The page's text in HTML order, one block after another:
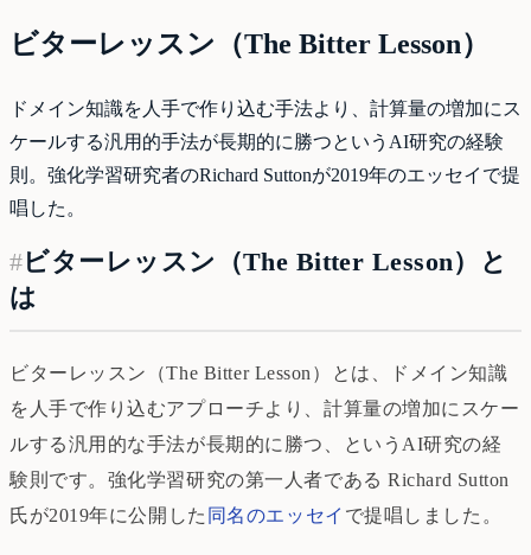
ビターレッスン（The Bitter Lesson）
ドメイン知識を人手で作り込む手法より、計算量の増加にス
ケールする汎用的手法が長期的に勝つというAI研究の経験
則。強化学習研究者のRichard Suttonが2019年のエッセイで提
唱した。
#ビターレッスン（The Bitter Lesson）と
は
ビターレッスン（The Bitter Lesson）とは、ドメイン知識
を人手で作り込むアプローチより、計算量の増加にスケー
ルする汎用的な手法が長期的に勝つ、というAI研究の経
験則です。強化学習研究の第一人者である Richard Sutton
氏が2019年に公開した 同名のエッセイ で提唱しました。